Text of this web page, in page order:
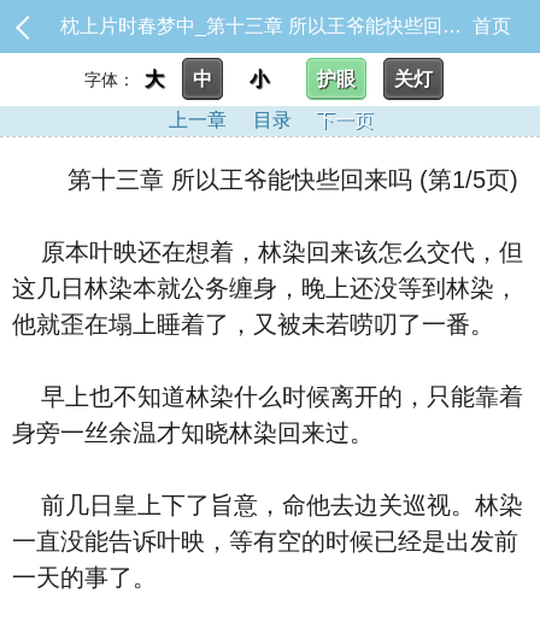
枕上片时春梦中_第十三章 所以王爷能快些回来吗 首页
字体： 大 中 小 护眼
关灯
上一章
目录 下一页
第十三章 所以王爷能快些回来吗 (第1/5页)
原本叶映还在想着，林染回来该怎么交代，但
这几日林染本就公务缠身，晚上还没等到林染，
他就歪在塌上睡着了，又被未若唠叨了一番。
早上也不知道林染什么时候离开的，只能靠着
身旁一丝余温才知晓林染回来过。
前几日皇上下了旨意，命他去边关巡视。林染
一直没能告诉叶映，等有空的时候已经是出发前
一天的事了。